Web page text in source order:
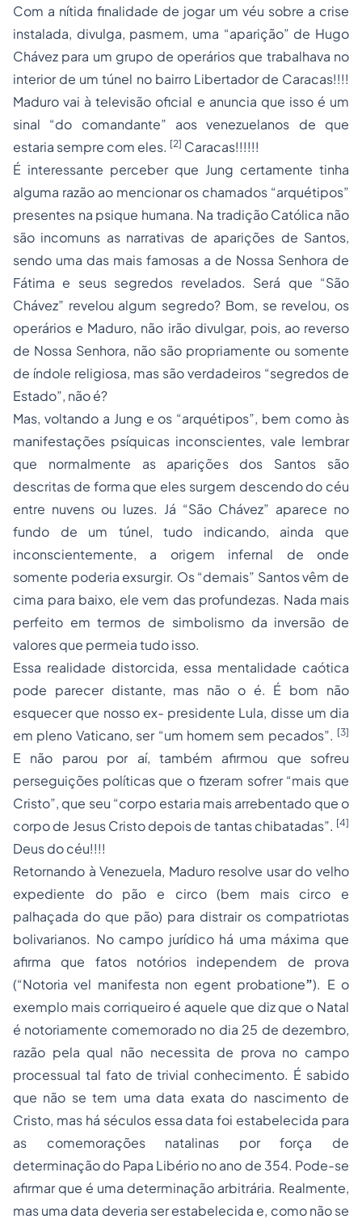
Com a nítida finalidade de jogar um véu sobre a crise
instalada, divulga, pasmem, uma “aparição” de Hugo
Chávez para um grupo de operários que trabalhava no
interior de um túnel no bairro Libertador de Caracas!!!!
Maduro vai à televisão oficial e anuncia que isso é um
sinal “do comandante” aos venezuelanos de que
estaria sempre com eles. [2] Caracas!!!!!!
É interessante perceber que Jung certamente tinha
alguma razão ao mencionar os chamados “arquétipos”
presentes na psique humana. Na tradição Católica não
são incomuns as narrativas de aparições de Santos,
sendo uma das mais famosas a de Nossa Senhora de
Fátima e seus segredos revelados. Será que “São
Chávez” revelou algum segredo? Bom, se revelou, os
operários e Maduro, não irão divulgar, pois, ao reverso
de Nossa Senhora, não são propriamente ou somente
de índole religiosa, mas são verdadeiros “segredos de
Estado”, não é?
Mas, voltando a Jung e os “arquétipos”, bem como às
manifestações psíquicas inconscientes, vale lembrar
que normalmente as aparições dos Santos são
descritas de forma que eles surgem descendo do céu
entre nuvens ou luzes. Já “São Chávez” aparece no
fundo de um túnel, tudo indicando, ainda que
inconscientemente, a origem infernal de onde
somente poderia exsurgir. Os “demais” Santos vêm de
cima para baixo, ele vem das profundezas. Nada mais
perfeito em termos de simbolismo da inversão de
valores que permeia tudo isso.
Essa realidade distorcida, essa mentalidade caótica
pode parecer distante, mas não o é. É bom não
esquecer que nosso ex- presidente Lula, disse um dia
em pleno Vaticano, ser “um homem sem pecados”. [3]
E não parou por aí, também afirmou que sofreu
perseguições políticas que o fizeram sofrer “mais que
Cristo”, que seu “corpo estaria mais arrebentado que o
corpo de Jesus Cristo depois de tantas chibatadas”. [4]
Deus do céu!!!!
Retornando à Venezuela, Maduro resolve usar do velho
expediente do pão e circo (bem mais circo e
palhaçada do que pão) para distrair os compatriotas
bolivarianos. No campo jurídico há uma máxima que
afirma que fatos notórios independem de prova
(“Notoria vel manifesta non egent probatione”). E o
exemplo mais corriqueiro é aquele que diz que o Natal
é notoriamente comemorado no dia 25 de dezembro,
razão pela qual não necessita de prova no campo
processual tal fato de trivial conhecimento. É sabido
que não se tem uma data exata do nascimento de
Cristo, mas há séculos essa data foi estabelecida para
as comemorações natalinas por força de
determinação do Papa Libério no ano de 354. Pode-se
afirmar que é uma determinação arbitrária. Realmente,
mas uma data deveria ser estabelecida e, como não se